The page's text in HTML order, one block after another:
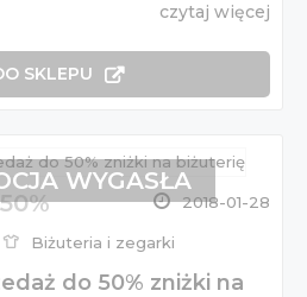
czytaj więcej
SKLEPU
2018-01-28
Biżuteria i zegarki
do 50% zniżki na
WYGASŁA